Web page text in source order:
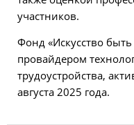
участников.
Фонд «Искусство
провайдером
трудоустройства,
августа 2025 года.